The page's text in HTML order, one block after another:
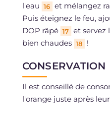
l'eau 16 et mélangez
Puis éteignez le feu,
DOP râpé 17 et servez
bien chaudes 18 !
CONSERVATION
Il est conseillé de
l'orange juste après